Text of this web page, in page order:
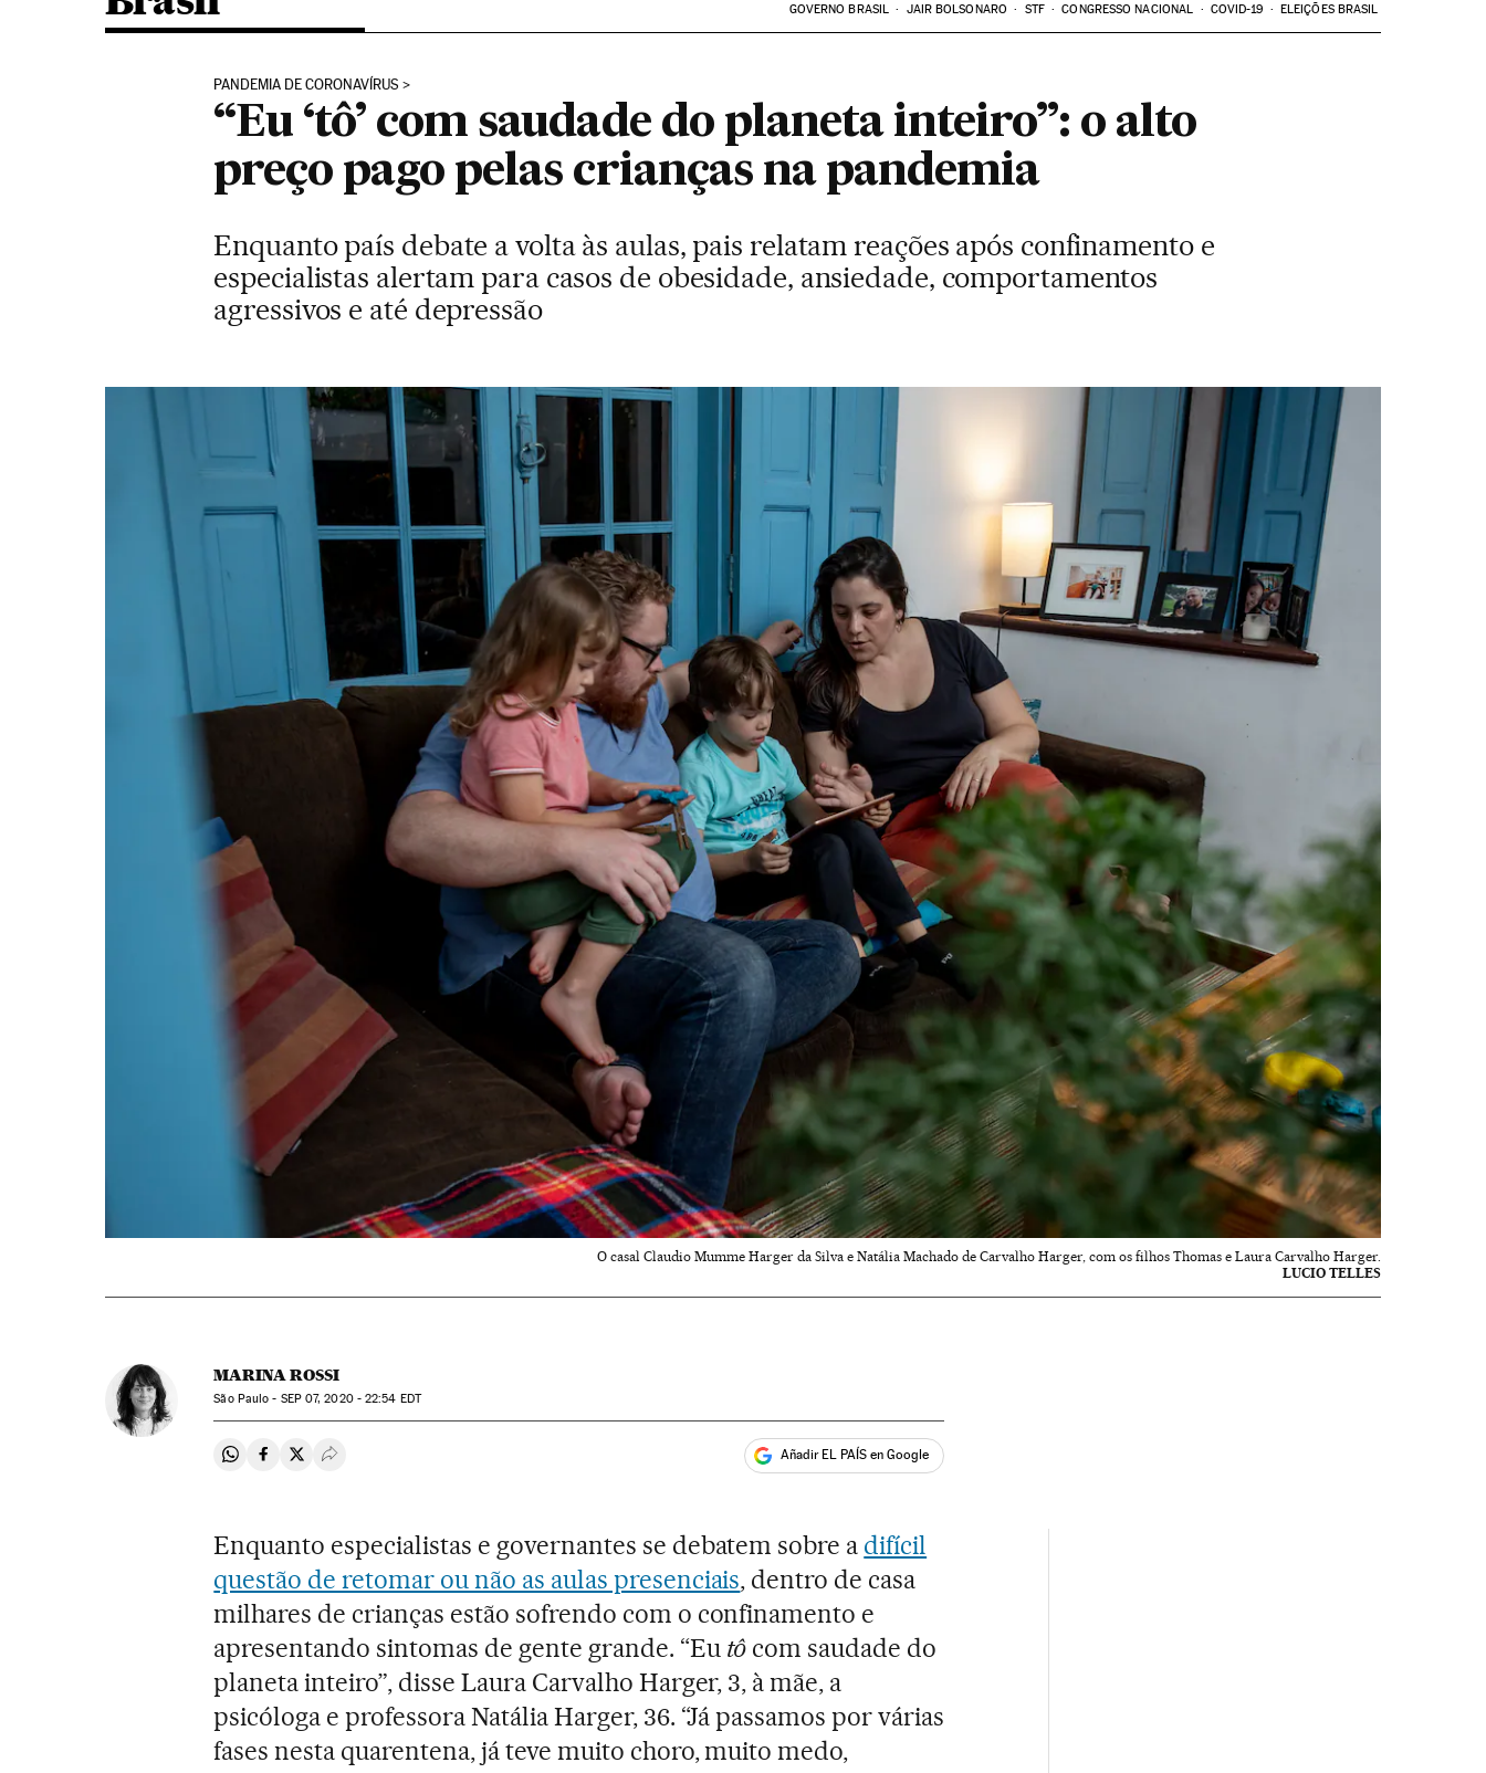
GOVERNO BRASIL JAIR BOLSONARO STF CONGRESSO NACIONAL COVID-19 ELEIÇÕES BRASIL
PANDEMIA DE CORONAVÍRUS
“Eu ‘tô’ com saudade do planeta inteiro”: o alto
preço pago pelas crianças na pandemia
Enquanto país debate a volta às aulas, pais relatam reações após confinamento e
especialistas alertam para casos de obesidade, ansiedade, comportamentos
agressivos e até depressão
O casal Claudio Mumme Harger da Silva e Natália Machado de Carvalho Harger, com os filhos Thomas e Laura Carvalho Harger.
LUCIO TELLES
MARINA ROSSI
São Paulo - SEP07, 2020 - 22:54 EDT
Compartir en Whatsapp
Compartir en Facebook
Compartir en Twitter
Desplegar Redes Sociales Añadir EL PAÍS en Google
Enquanto especialistas e governantes se debatem sobre a difícil
questão de retomar ou não as aulas presenciais, dentro de casa
milhares de crianças estão sofrendo com o confinamento e
apresentando sintomas de gente grande. “Eu tô com saudade do
planeta inteiro”, disse Laura Carvalho Harger, 3, à mãe, a
psicóloga e professora Natália Harger, 36. “Já passamos por várias
fases nesta quarentena, já teve muito choro, muito medo,